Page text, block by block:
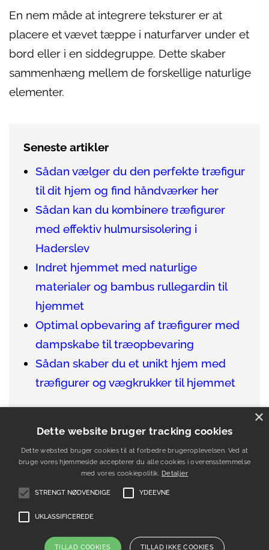
En nem måde at integrere teksturer er at
placere et vævet tæppe i naturfarver under et
bord eller i en siddegruppe. Dette skaber
sammenhæng mellem de forskellige naturlige
elementer.
Seneste artikler
Sådan vælger du den perfekte træfigur
til dit hjem og find håndværker her
Sådan kan du kombinere træfigurer
med effektiv hulmursisolering i
Haderslev
Indret hjemmet med naturlige
materialer og bambus rullegardin til
hjemmet
Optimal opbevaring af træfigurer med
dampskabe til træopbevaring
Sådan skaber du et unikt hjem med
træfigurer og vægkrukker til hjemmet
Se alle artiklerherellerfind træfigurer
Om Kontakt
Sitemap
Dette website bruger tracking cookies
Dette websted bruger cookies til at forbedre brugeroplevelsen. Ved at
bruge vores hjemmeside accepterer du alle cookies i overensstemmelse
med vores cookiepolitik. Detaljer
STRENGT NØDVENDIGE YDEEVNE
UKLASSIFICEREDE
TILLAD COOKIES TILLAD IKKE COOKIES
×